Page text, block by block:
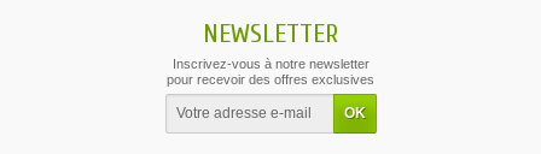
NEWSLETTER
Inscrivez-vous à notre newsletter
pour recevoir des offres exclusives